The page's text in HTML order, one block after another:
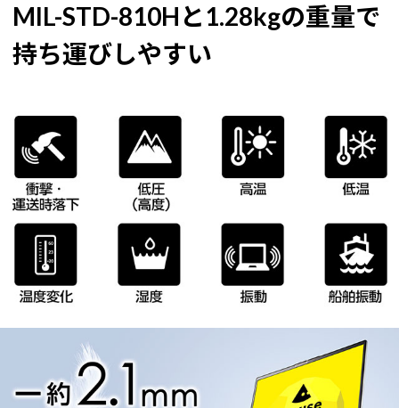
MIL-STD-810Hと1.28kgの重量で
持ち運びしやすい